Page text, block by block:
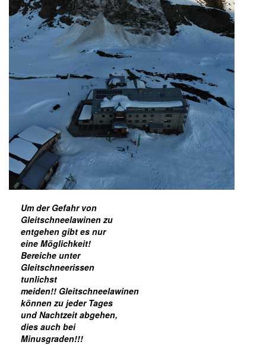
Um der Gefahr von
Gleitschneelawinen zu
entgehen gibt es nur
eine Möglichkeit!
Bereiche unter
Gleitschneerissen
tunlichst
meiden!! Gleitschneelawinen
können zu jeder Tages
und Nachtzeit abgehen,
dies auch bei
Minusgraden!!!